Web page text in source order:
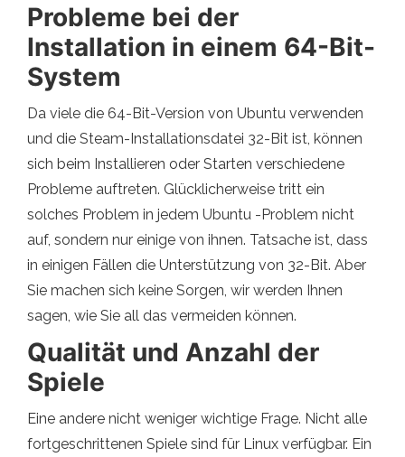
Probleme bei der
Installation in einem 64-Bit-
System
Da viele die 64-Bit-Version von Ubuntu verwenden
und die Steam-Installationsdatei 32-Bit ist, können
sich beim Installieren oder Starten verschiedene
Probleme auftreten. Glücklicherweise tritt ein
solches Problem in jedem Ubuntu -Problem nicht
auf, sondern nur einige von ihnen. Tatsache ist, dass
in einigen Fällen die Unterstützung von 32-Bit. Aber
Sie machen sich keine Sorgen, wir werden Ihnen
sagen, wie Sie all das vermeiden können.
Qualität und Anzahl der
Spiele
Eine andere nicht weniger wichtige Frage. Nicht alle
fortgeschrittenen Spiele sind für Linux verfügbar. Ein